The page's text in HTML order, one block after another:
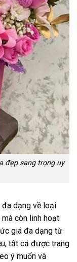
đẹp sang trọng uy
đa dạng về loại
mà còn linh hoạt
giá đa dạng từ
tất cả được trang
ý muốn và